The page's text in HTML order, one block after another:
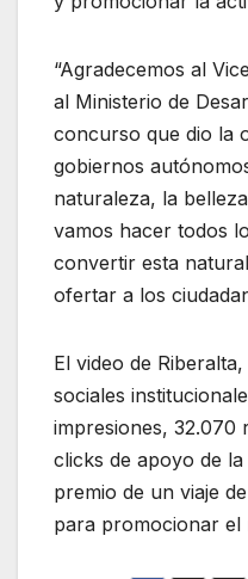
“Agradecemos al
al Ministerio de
concurso que dio la
gobiernos
naturaleza, la
vamos hacer todos
convertir esta
ofertar a los
El video de
sociales
impresiones, 32.070
clicks de apoyo de
premio de un viaje
para promocionar el